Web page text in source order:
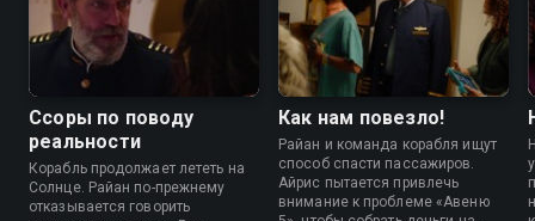
Cсоры по поводу
реальности
Корабль продолжает лететь на
Солнце. Райан по-прежнему
отказывается говорить
Как нам повезло!
Райан и команда корабля ищут
способ спасти пассажиров.
Айрис пытается привлечь
внимание к проблеме «Авеню